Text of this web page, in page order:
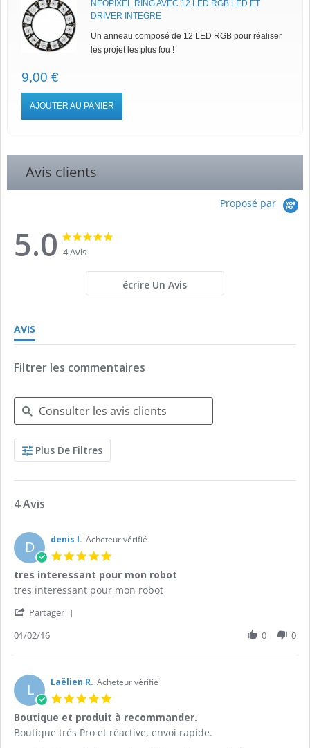
NEOPIXEL RING AVEC 12 LED RGB LED ET
DRIVER INTEGRE
Un anneau composé de 12 LED RGB pour réaliser
les projet les plus fou !
9,00 €
AJOUTER AU PANIER
Avis clients
Proposé par
5.0
5.0
star
rating
4 Avis
écrire Un Avis
AVIS
Filtrer les commentaires
Search
ReviewsPlus De Filtres
4 Avis
D denis l. Acheteur vérifié
rating
tres interessant pour mon robot
Review
denis
on
Feb
2016
review
tres
pour
robot
tres interessant pour mon robot
Partager
denis
on
1
Feb
2016
01/02/16 0 0
L Laëlien R. Acheteur vérifié
rating
Boutique et produit à recommander.
Review
review
Boutique très Pro et réactive, envoi rapide.